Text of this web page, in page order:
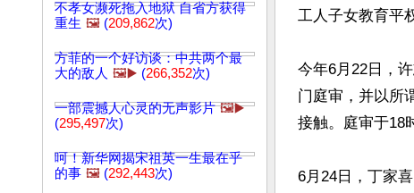
不孝女濒死拖入地狱 自省方获得
重生 🖼️ (209,862次)
方菲的一个好访谈：中共两个最
大的敌人 🖼️▶️ (266,352次)
一部震撼人心灵的无声影片 🖼️▶️
(295,497次)
呵！新华网揭宋祖英一生最在乎
的事 🖼️ (292,443次)
工人子女教育平
今年6月22日，
门庭审，并以所
接触。庭审于18
6月24日，丁家